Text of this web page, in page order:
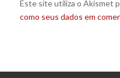
Este site utiliza o Akismet
como seus dados em